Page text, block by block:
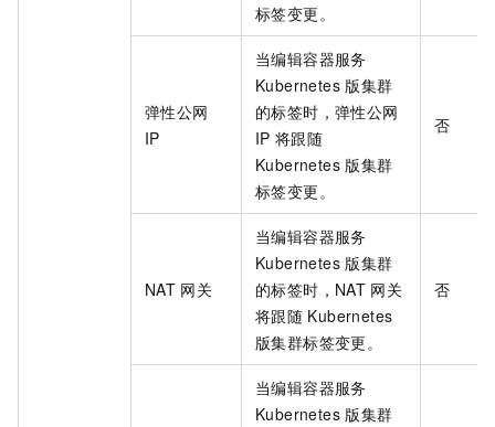
标签变更。
弹性公网
IP
当编辑容器服务
Kubernetes 版集群
的标签时，弹性公网
IP 将跟随
Kubernetes 版集群
标签变更。
否
NAT 网关
当编辑容器服务
Kubernetes 版集群
的标签时，NAT 网关
将跟随 Kubernetes
版集群标签变更。
否
当编辑容器服务
Kubernetes 版集群